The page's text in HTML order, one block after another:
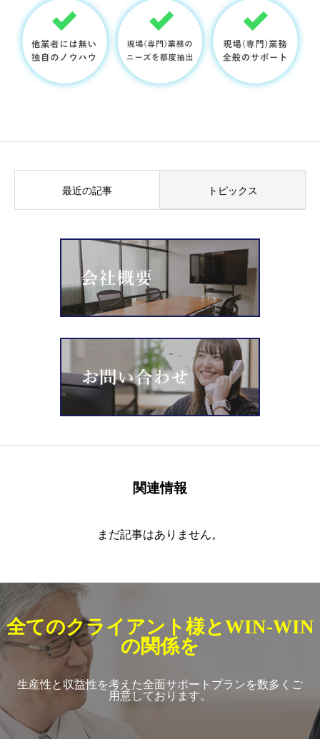
最近の記事 トピックス
関連情報
まだ記事はありません。
全てのクライアント様とWIN-WIN
の関係を
生産性と収益性を考えた全面サポートプランを数多くご
用意しております。